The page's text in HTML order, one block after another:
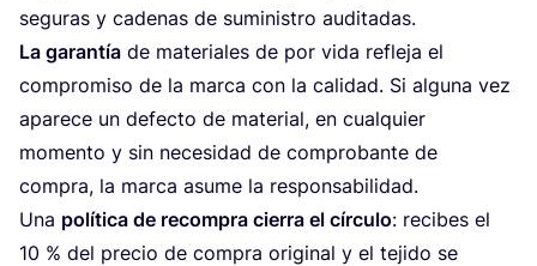
segu­ras y cade­nas de sumi­nis­tro auditadas.
La garan­tía de mate­ria­les de por vida refle­ja el
com­pro­mi­so de la mar­ca con la cali­dad. Si algu­na vez
apa­re­ce un defec­to de mate­rial, en cual­quier
momen­to y sin nece­si­dad de com­pro­ban­te de
com­pra, la mar­ca asu­me la res­pon­sa­bi­li­dad.
Una polí­ti­ca de recom­pra cie­rra el círcu­lo: reci­bes el
10 % del pre­cio de com­pra ori­gi­nal y el teji­do se